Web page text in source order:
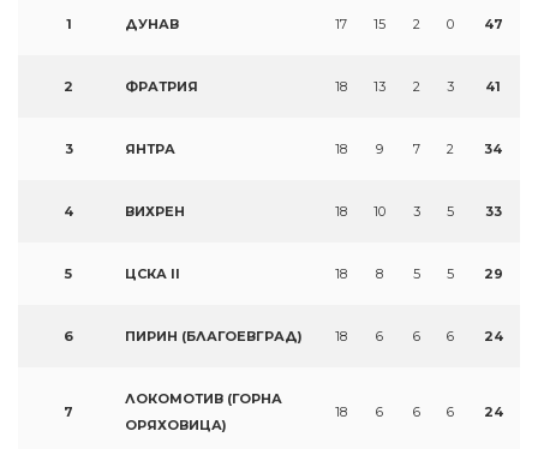
1 ДУНАВ 17 15 2 0 47
2 ФРАТРИЯ 18 13 2 3 41
3 ЯНТРА 18 9 7 2 34
4 ВИХРЕН 18 10 3 5 33
5 ЦСКА II 18 8 5 5 29
6 ПИРИН (БЛАГОЕВГРАД) 18 6 6 6 24
7
ЛОКОМОТИВ (ГОРНА
ОРЯХОВИЦА)
18 6 6 6 24